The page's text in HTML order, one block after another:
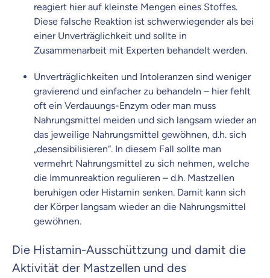
reagiert hier auf kleinste Mengen eines Stoffes.
Diese falsche Reaktion ist schwerwiegender als bei
einer Unverträglichkeit und sollte in
Zusammenarbeit mit Experten behandelt werden.
Unverträglichkeiten und Intoleranzen sind weniger
gravierend und einfacher zu behandeln – hier fehlt
oft ein Verdauungs-Enzym oder man muss
Nahrungsmittel meiden und sich langsam wieder an
das jeweilige Nahrungsmittel gewöhnen, d.h. sich
„desensibilisieren“. In diesem Fall sollte man
vermehrt Nahrungsmittel zu sich nehmen, welche
die Immunreaktion regulieren – d.h. Mastzellen
beruhigen oder Histamin senken. Damit kann sich
der Körper langsam wieder an die Nahrungsmittel
gewöhnen.
Die Histamin-Ausschüttzung und damit die
Aktivität der Mastzellen und des